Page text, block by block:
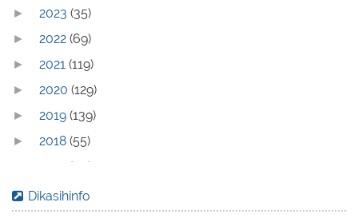
► 2023 (35)
► 2022 (69)
► 2021 (119)
► 2020 (129)
► 2019 (139)
► 2018 (55)
(70)
► 2016(83)
Dikasihinfo